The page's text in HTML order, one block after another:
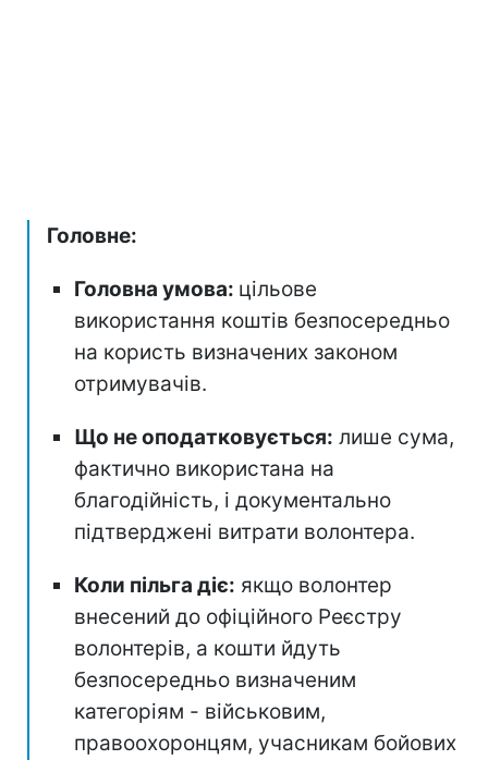
Головне:
Головна умова: цільове
використання коштів безпосередньо
на користь визначених законом
отримувачів.
Що не оподатковується: лише сума,
фактично використана на
благодійність, і документально
підтверджені витрати волонтера.
Коли пільга діє: якщо волонтер
внесений до офіційного Реєстру
волонтерів, а кошти йдуть
безпосередньо визначеним
категоріям - військовим,
правоохоронцям, учасникам бойових